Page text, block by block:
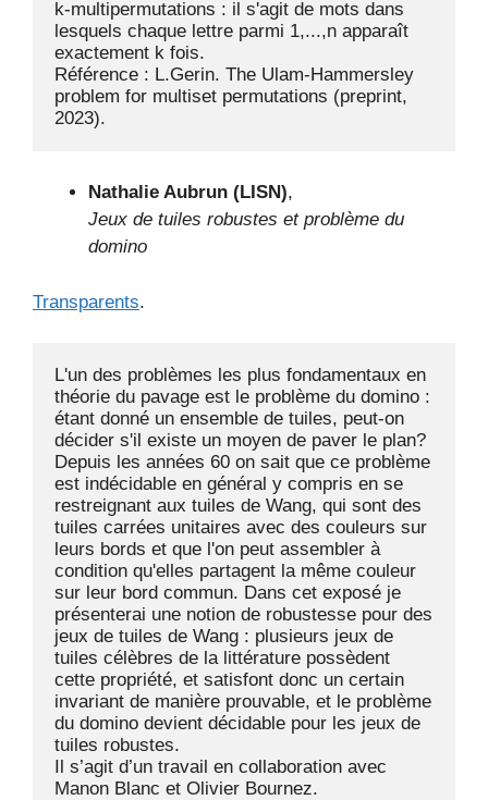
k-multipermutations : il s'agit de mots dans
lesquels chaque lettre parmi 1,...,n apparaît
exactement k fois.
Référence : L.Gerin. The Ulam-Hammersley
problem for multiset permutations (preprint,
Nathalie Aubrun (LISN),
Jeux de tuiles robustes et problème du
domino
Transparents.
L'un des problèmes les plus fondamentaux en
théorie du pavage est le problème du domino :
étant donné un ensemble de tuiles, peut-on
décider s'il existe un moyen de paver le plan?
Depuis les années 60 on sait que ce problème
est indécidable en général y compris en se
restreignant aux tuiles de Wang, qui sont des
tuiles carrées unitaires avec des couleurs sur
leurs bords et que l'on peut assembler à
condition qu'elles partagent la même couleur
sur leur bord commun. Dans cet exposé je
présenterai une notion de robustesse pour des
jeux de tuiles de Wang : plusieurs jeux de
tuiles célèbres de la littérature possèdent
cette propriété, et satisfont donc un certain
invariant de manière prouvable, et le problème
du domino devient décidable pour les jeux de
tuiles robustes.
Il s’agit d’un travail en collaboration avec
Manon Blanc et Olivier Bournez.